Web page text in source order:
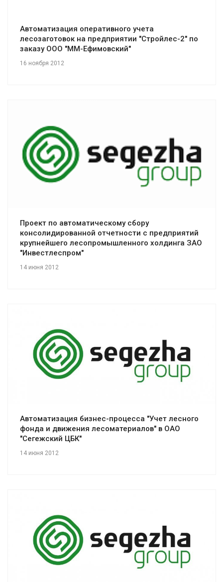
Автоматизация оперативного учета
лесозаготовок на предприятии "Стройлес-2" по
заказу ООО "ММ-Ефимовский"
16 ноября 2012
Смотреть проект
Проект по автоматическому сбору
консолидированной отчетности с предприятий
крупнейшего лесопромышленного холдинга ЗАО
"Инвестлеспром"
14 июня 2012
Смотреть проект
Автоматизация бизнес-процесса "Учет лесного
фонда и движения лесоматериалов" в ОАО
"Сегежский ЦБК"
14 июня 2012
Смотреть проект